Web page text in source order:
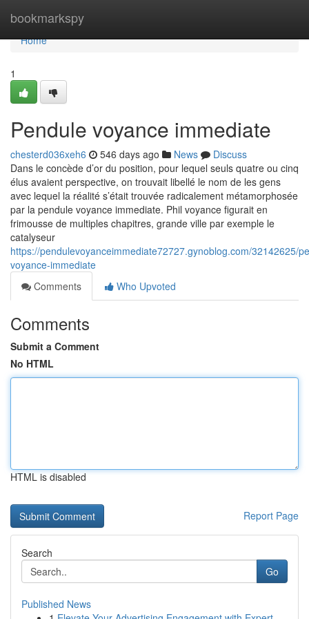
bookmarkspy
Home
Home
1
Pendule voyance immediate
chesterd036xeh6 546 days ago News
Discuss
Dans le concède d’or du position, pour lequel seuls quatre ou cinq
élus avaient perspective, on trouvait libellé le nom de les gens
avec lequel la réalité s’était trouvée radicalement métamorphosée
par la pendule voyance immediate. Phil voyance figurait en
frimousse de multiples chapitres, grande ville par exemple le
catalyseur
https://pendulevoyanceimmediate72727.gynoblog.com/32142625/
voyance-immediate
Comments
Who Upvoted
Comments
Submit a Comment
No HTML
HTML is disabled
Report Page
Search
Go
Published News